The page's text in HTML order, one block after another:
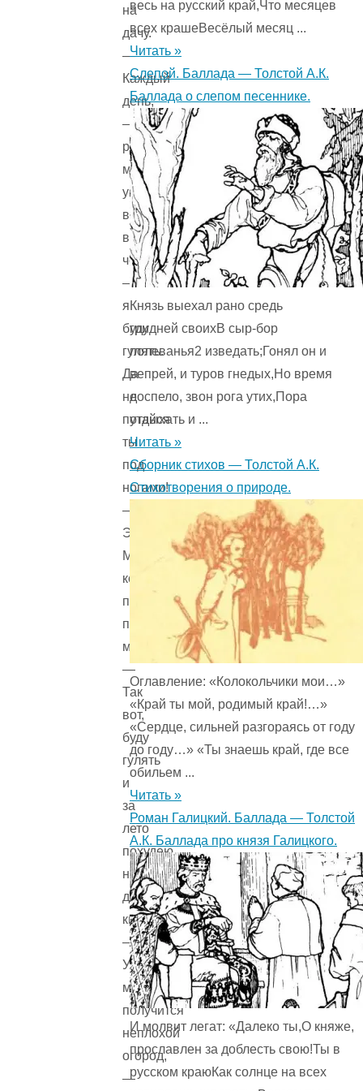
на
дачу.
—
Каждый
день,
—
радовалась
мама,
укладывая
вещи
в
чемоданы,
—
я
буду
гулять.
Да
не
путайся
ты
под
ногами!
—
Это
Мурзете,
которая
просто
проходила
мимо.
—
Так
вот,
буду
гулять
и
за
лето
похудею
на
десять
килограммов.
—
У
меня
получится
неплохой
огород,
—
весь на русский край,Что месяцев
всех крашеВесёлый месяц ...
Читать »
Слепой. Баллада — Толстой А.К.
Баллада о слепом песеннике.
Князь выехал рано средь
гридней своихВ сыр-бор
полеванья2 изведать;Гонял он и
вепрей, и туров гнедых,Но время
доспело, звон рога утих,Пора
отдыхать и ...
Читать »
Сборник стихов — Толстой А.К.
Стихотворения о природе.
Оглавление: «Колокольчики мои…»
«Край ты мой, родимый край!…»
«Сердце, сильней разгораясь от году
до году…» «Ты знаешь край, где все
обильем ...
Читать »
Роман Галицкий. Баллада — Толстой
А.К. Баллада про князя Галицкого.
И молвит легат: «Далеко ты,О княже,
прославлен за доблесть свою!Ты в
русском краюКак солнце на всех